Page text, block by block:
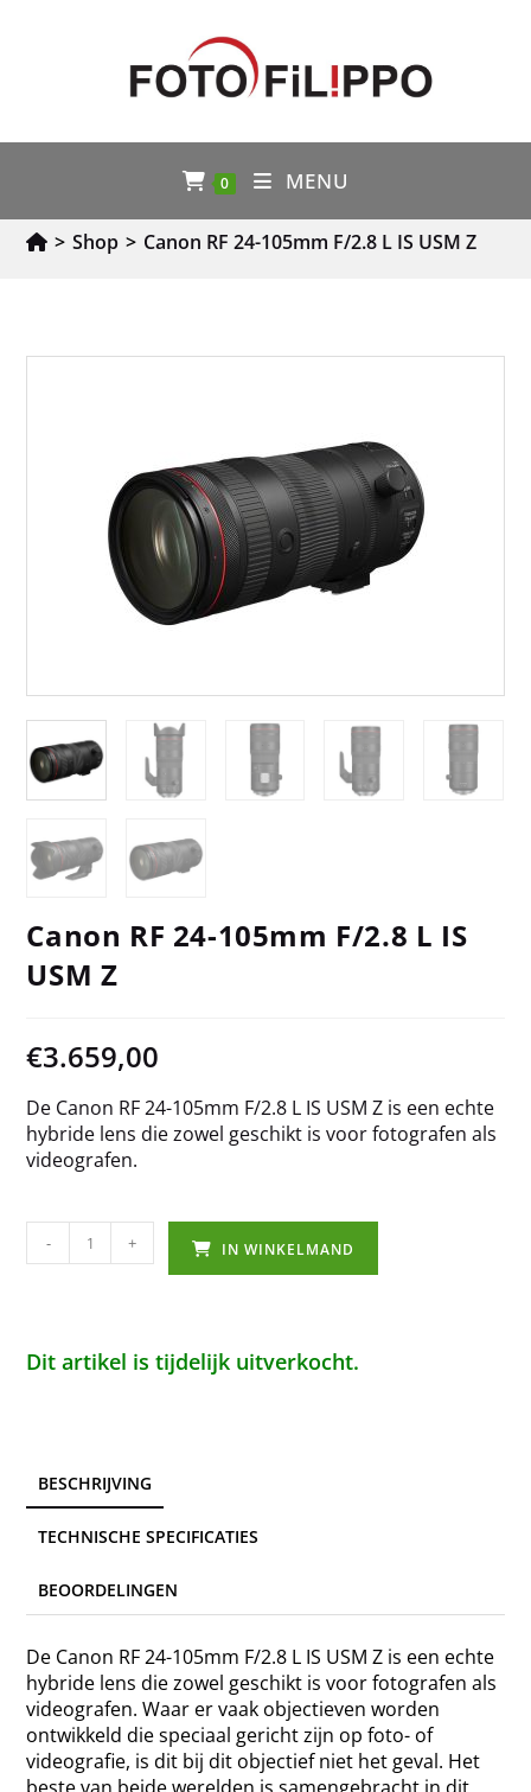
0 MENU
> Shop > Canon RF 24-105mm F/2.8 L IS USM Z
Canon RF 24-105mm F/2.8 L IS
USM Z
€3.659,00
De Canon RF 24-105mm F/2.8 L IS USM Z is een echte
hybride lens die zowel geschikt is voor fotografen als
videografen.
- + IN WINKELMAND
Dit artikel is tijdelijk uitverkocht.
BESCHRIJVING
TECHNISCHE SPECIFICATIES
BEOORDELINGEN
De Canon RF 24-105mm F/2.8 L IS USM Z is een echte
hybride lens die zowel geschikt is voor fotografen als
videografen. Waar er vaak objectieven worden
ontwikkeld die speciaal gericht zijn op foto- of
videografie, is dit bij dit objectief niet het geval. Het